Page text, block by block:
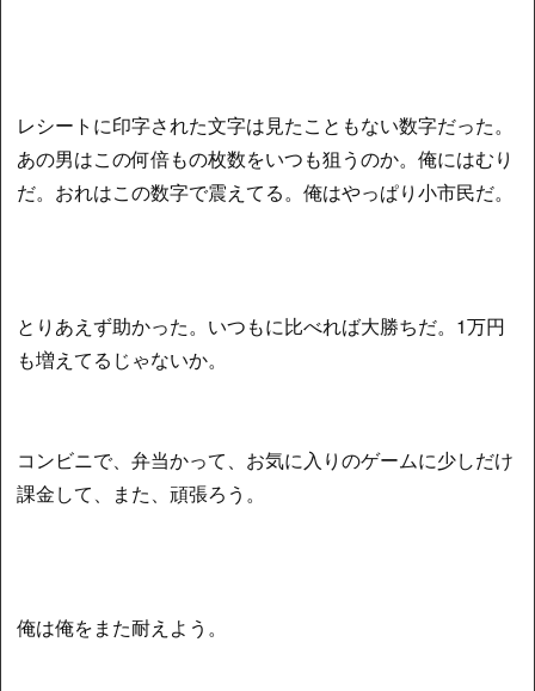
レシートに印字された文字は見たこともない数字だった。
あの男はこの何倍もの枚数をいつも狙うのか。俺にはむり
だ。おれはこの数字で震えてる。俺はやっぱり小市民だ。
とりあえず助かった。いつもに比べれば大勝ちだ。1万円
も増えてるじゃないか。
コンビニで、弁当かって、お気に入りのゲームに少しだけ
課金して、また、頑張ろう。
俺は俺をまた耐えよう。